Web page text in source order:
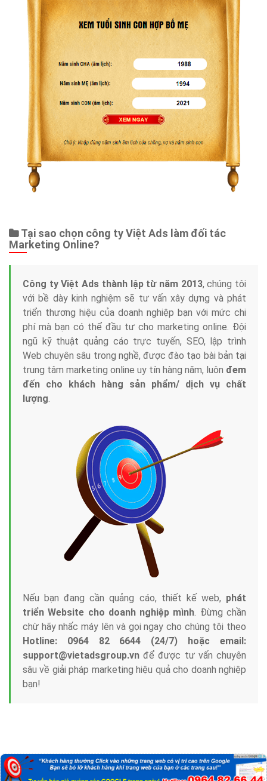
Tại sao chọn công ty Việt Ads làm đối tác
Marketing Online?
Công ty Việt Ads thành lập từ năm 2013, chúng tôi
với bề dày kinh nghiệm sẽ tư vấn xây dựng và phát
triển thương hiệu của doanh nghiệp bạn với mức chi
phí mà bạn có thể đầu tư cho marketing online. Đội
ngũ kỹ thuật quảng cáo trực tuyến, SEO, lập trình
Web chuyên sâu trong nghề, được đào tạo bài bản tại
trung tâm marketing online uy tín hàng năm, luôn đem
đến cho khách hàng sản phẩm/ dịch vụ chất
lượng.
Nếu bạn đang cần quảng cáo, thiết kế web, phát
triển Website cho doanh nghiệp mình. Đừng chần
chừ hãy nhấc máy lên và gọi ngay cho chúng tôi theo
Hotline: 0964 82 6644 (24/7) hoặc email:
support@vietadsgroup.vn để được tư vấn chuyên
sâu về giải pháp marketing hiệu quả cho doanh nghiệp
bạn!